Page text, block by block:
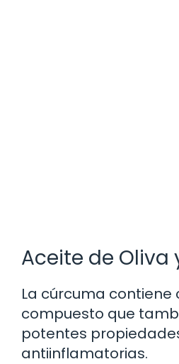
Aceite de Oliva
La cúrcuma contiene
compuesto que
potentes
antiinflamatorias.